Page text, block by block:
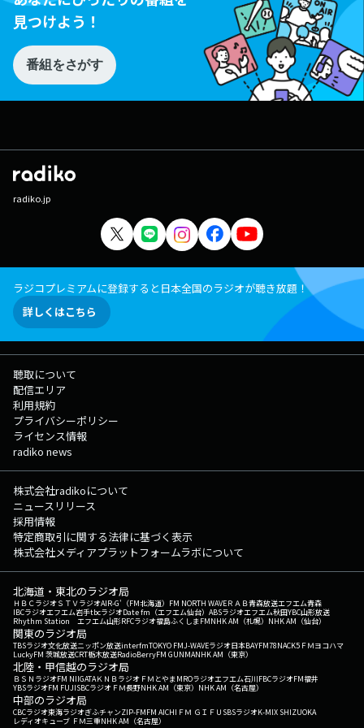
見つけよう！
番組をさがす
radiko.jp
ラジコプレミアムに登録すると日本全国のラジオが聴き放題！
詳しくはこちら
聴取について
配信エリア
利用規約
プライバシーポリシー
ライセンス情報
radiko news
株式会社radikoについて
ニュースリリース
採用情報
特定商取引に関する法律に基づく表示
株式会社メディアプラットフォームラボについて
北海道・東北のラジオ局
ＨＢＣラジオＳＴＶラジオAIR-G'（FM北海道） FM NORTH WAVEＲＡＢ青森放送エフエム青森
IBCラジオエフエム岩手tbcラジオDate fm（エフエム仙台） ABSラジオエフエム秋田YBC山形放送
Rhythm Station エフエム山形RFCラジオ福島ふくしまFMNHK AM（札幌） NHK AM（仙台）
関東のラジオ局
TBSラジオ文化放送ニッポン放送interfmTOKYO FMJ-WAVEラジオ日本BAYFM78NACK5 ＦＭヨコハマ
LuckyFM 茨城放送CRT栃木放送RadioBerryFM GUNMANHK AM（東京）
北陸・甲信越のラジオ局
ＢＳＮラジオFM NIIGATAＫＮＢラジオ ＦＭとやまMROラジオエフエム石川FBCラジオFM福井
YBSラジオFM FUJISBCラジオ ＦＭ長野NHK AM（東京） NHK AM（名古屋）
中部のラジオ局
CBCラジオ東海ラジオぎふチャンZIP-FMFM AICHI ＦＭ ＧＩＦＵ SBSラジオK-MIX SHIZUOKA
レディオキューブ ＦＭ三重NHK AM（名古屋）